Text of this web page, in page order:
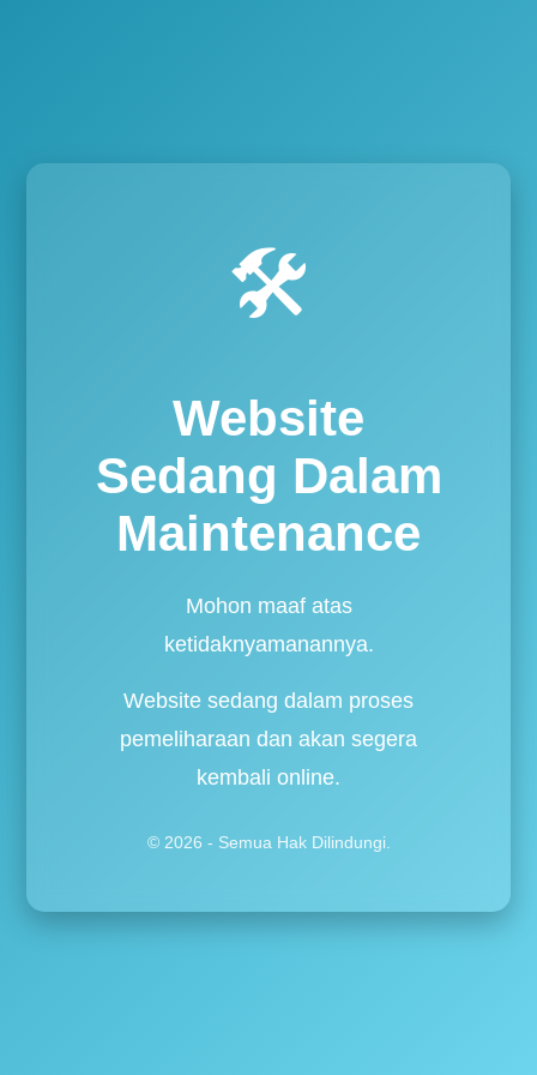
🛠️
Website
Sedang Dalam
Maintenance
Mohon maaf atas
ketidaknyamanannya.
Website sedang dalam proses
pemeliharaan dan akan segera
kembali online.
© 2026 - Semua Hak Dilindungi.